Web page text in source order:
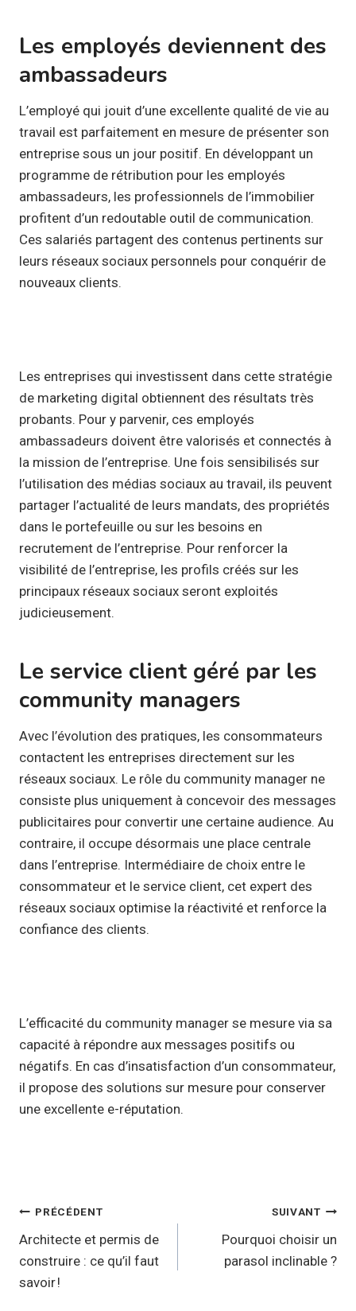
Les employés deviennent des
ambassadeurs
L’employé qui jouit d’une excellente qualité de vie au
travail est parfaitement en mesure de présenter son
entreprise sous un jour positif. En développant un
programme de rétribution pour les employés
ambassadeurs, les professionnels de l’immobilier
profitent d’un redoutable outil de communication.
Ces salariés partagent des contenus pertinents sur
leurs réseaux sociaux personnels pour conquérir de
nouveaux clients.
Les entreprises qui investissent dans cette stratégie
de marketing digital obtiennent des résultats très
probants. Pour y parvenir, ces employés
ambassadeurs doivent être valorisés et connectés à
la mission de l’entreprise. Une fois sensibilisés sur
l’utilisation des médias sociaux au travail, ils peuvent
partager l’actualité de leurs mandats, des propriétés
dans le portefeuille ou sur les besoins en
recrutement de l’entreprise. Pour renforcer la
visibilité de l’entreprise, les profils créés sur les
principaux réseaux sociaux seront exploités
judicieusement.
Le service client géré par les
community managers
Avec l’évolution des pratiques, les consommateurs
contactent les entreprises directement sur les
réseaux sociaux. Le rôle du community manager ne
consiste plus uniquement à concevoir des messages
publicitaires pour convertir une certaine audience. Au
contraire, il occupe désormais une place centrale
dans l’entreprise. Intermédiaire de choix entre le
consommateur et le service client, cet expert des
réseaux sociaux optimise la réactivité et renforce la
confiance des clients.
L’efficacité du community manager se mesure via sa
capacité à répondre aux messages positifs ou
négatifs. En cas d’insatisfaction d’un consommateur,
il propose des solutions sur mesure pour conserver
une excellente e-réputation.
Navigation
de
l’article
PRÉCÉDENT
Architecte et permis de
construire : ce qu’il faut
savoir !
SUIVANT
Pourquoi choisir un
parasol inclinable ?